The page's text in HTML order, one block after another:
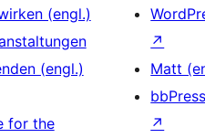
(engl.)
(engl.)
for the
↗
Matt
↗